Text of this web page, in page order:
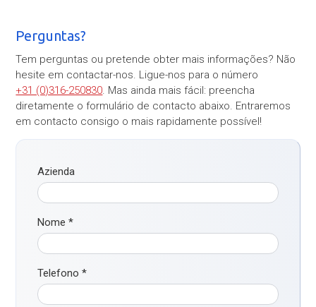
Perguntas?
Tem perguntas ou pretende obter mais informações? Não
hesite em contactar-nos. Ligue-nos para o número
+31 (0)316-250830. Mas ainda mais fácil: preencha
diretamente o formulário de contacto abaixo. Entraremos
em contacto consigo o mais rapidamente possível!
Azienda
Nome*
Telefono*